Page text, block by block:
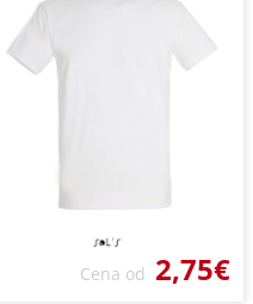
Cena od 2,75€